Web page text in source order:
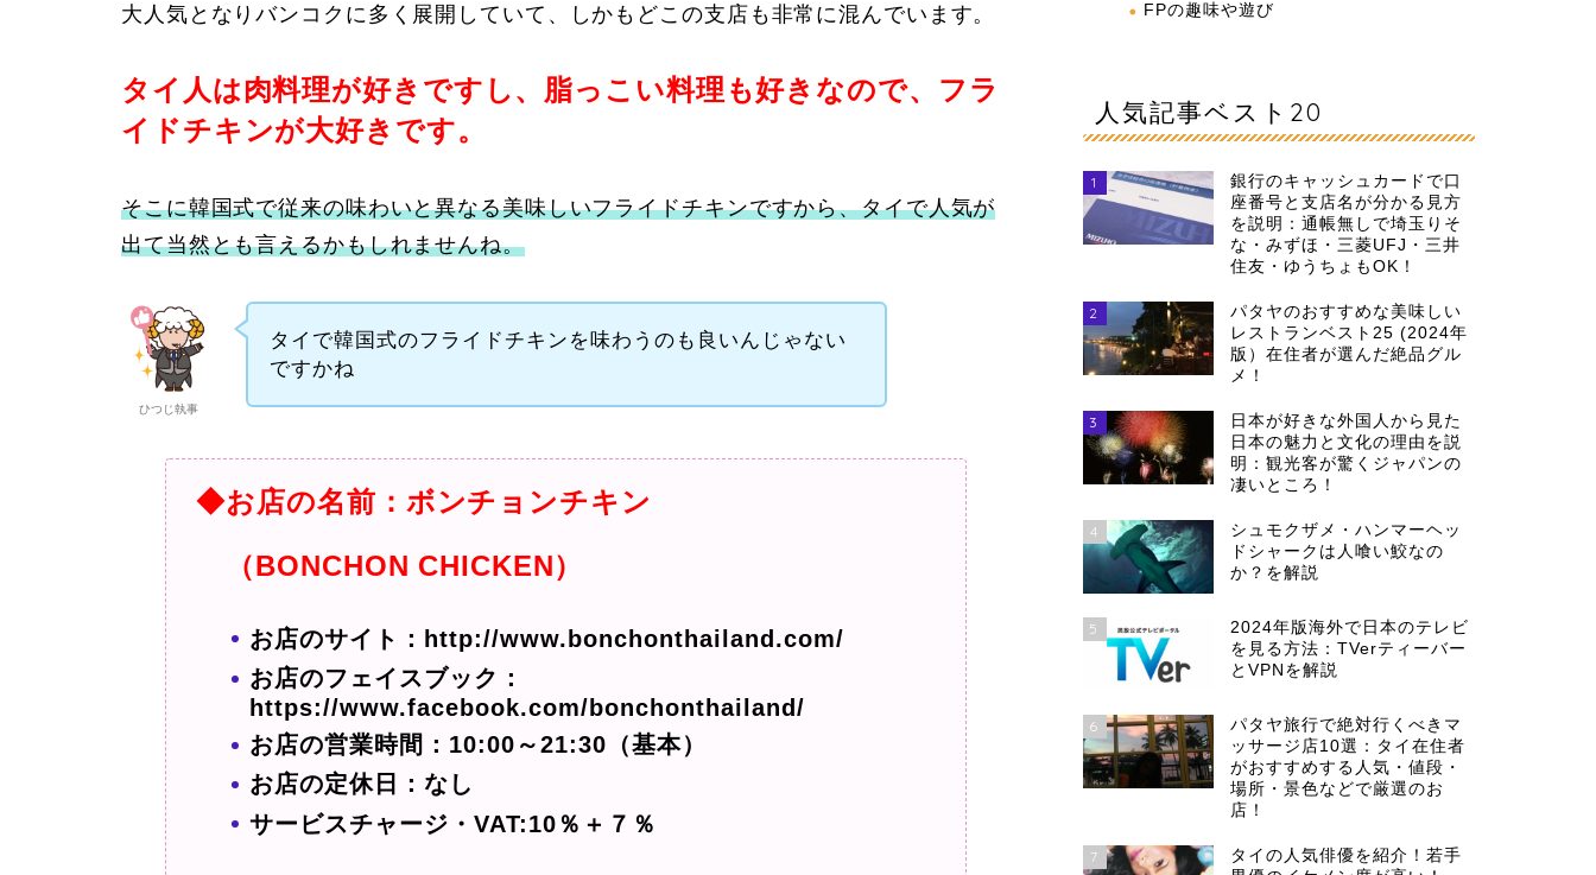
大人気となりバンコクに多く展開していて、しかもどこの支店も非常に混んでいます。
タイ人は肉料理が好きですし、脂っこい料理も好きなので、フラ
イドチキンが大好きです。
そこに韓国式で従来の味わいと異なる美味しいフライドチキンですから、タイで人気が
出て当然とも言えるかもしれませんね。
ひつじ執事
タイで韓国式のフライドチキンを味わうのも良いんじゃない
ですかね
◆お店の名前：ボンチョンチキン
（BONCHON CHICKEN）
お店のサイト：http://www.bonchonthailand.com/
お店のフェイスブック：
https://www.facebook.com/bonchonthailand/
お店の営業時間：10:00～21:30（基本）
お店の定休日：なし
サービスチャージ・VAT:10％＋７％
FPの趣味や遊び
人気記事ベスト20
1
銀行のキャッシュカードで口
座番号と支店名が分かる見方
を説明：通帳無しで埼玉りそ
な・みずほ・三菱UFJ・三井
住友・ゆうちょもOK！
2
パタヤのおすすめな美味しい
レストランベスト25 (2024年
版）在住者が選んだ絶品グル
メ！
3
日本が好きな外国人から見た
日本の魅力と文化の理由を説
明：観光客が驚くジャパンの
凄いところ！
4
シュモクザメ・ハンマーヘッ
ドシャークは人喰い鮫なの
か？を解説
5
2024年版海外で日本のテレビ
を見る方法：TVerティーバー
とVPNを解説
6
パタヤ旅行で絶対行くべきマ
ッサージ店10選：タイ在住者
がおすすめする人気・値段・
場所・景色などで厳選のお
店！
7
タイの人気俳優を紹介！若手